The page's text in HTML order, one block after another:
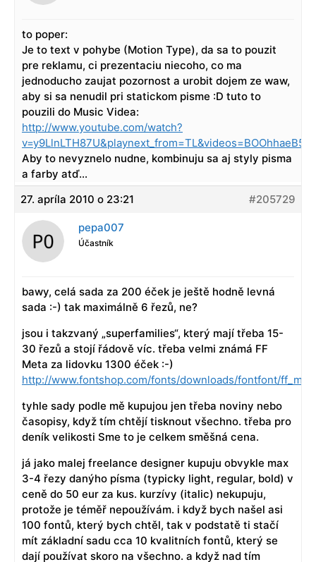
to poper:
Je to text v pohybe (Motion Type), da sa to pouzit
pre reklamu, ci prezentaciu niecoho, co ma
jednoducho zaujat pozornost a urobit dojem ze waw,
aby si sa nenudil pri statickom pisme :D tuto to
pouzili do Music Videa:
http://www.youtube.com/watch?
Aby to nevyznelo nudne, kombinuju sa aj styly pisma
a farby atď…
27. apríla 2010 o 23:21
#205729
pepa007
Účastník
bawy, celá sada za 200 éček je ještě hodně levná
sada :-) tak maximálně 6 řezů, ne?
jsou i takzvaný „superfamilies“, který mají třeba 15-
30 řezů a stojí řádově víc. třeba velmi známá FF
Meta za lidovku 1300 éček :-)
http://www.fontshop.com/fonts/downloads/fontfont/
tyhle sady podle mě kupujou jen třeba noviny nebo
časopisy, když tím chtějí tisknout všechno. třeba pro
deník velikosti Sme to je celkem směšná cena.
já jako malej freelance designer kupuju obvykle max
3-4 řezy danýho písma (typicky light, regular, bold) v
ceně do 50 eur za kus. kurzívy (italic) nekupuju,
protože je téměř nepoužívám. i když bych našel asi
100 fontů, který bych chtěl, tak v podstatě ti stačí
mít základní sadu cca 10 kvalitních fontů, který se
dají používat skoro na všechno. a když nad tím